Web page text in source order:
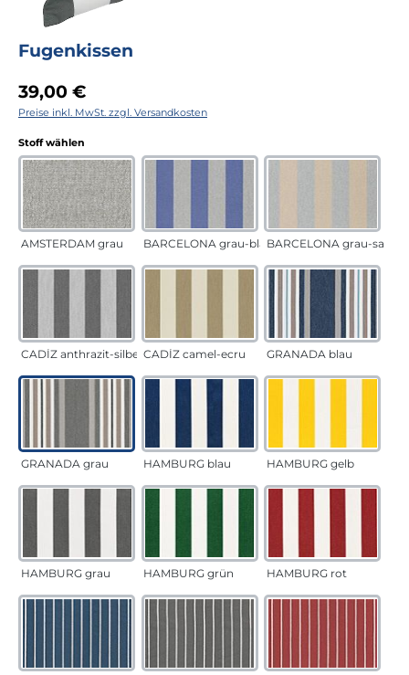
Fugenkissen
Regulärer Preis:
39,00 €
Preise inkl. MwSt. zzgl. Versandkosten
Stoff wählen
AMSTERDAM grau BARCELONA grau-blauBARCELONA grau-sand
CADÍZ anthrazit-silber CADÍZ camel-ecru GRANADA blau
GRANADA grau HAMBURG blau HAMBURG gelb
HAMBURG grau HAMBURG grün HAMBURG rot